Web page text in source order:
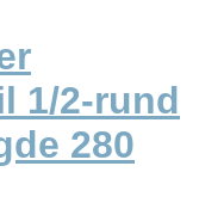
1/2-rund
280